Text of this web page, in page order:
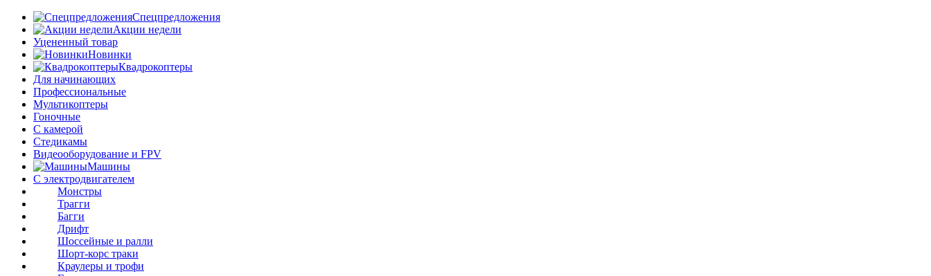
Спецпредложения
Акции недели
Уцененный товар
Новинки
Квадрокоптеры
Для начинающих
Профессиональные
Мультикоптеры
Гоночные
C камерой
Стедикамы
Видеооборудование и FPV
Машины
С электродвигателем
Монстры
Трагги
Багги
Дрифт
Шоссейные и ралли
Шорт-корс траки
Краулеры и трофи